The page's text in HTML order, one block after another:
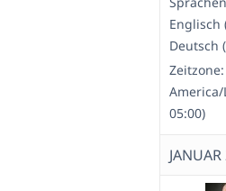
Englisch
Deutsch
Zeitzone:
America/
05:00)